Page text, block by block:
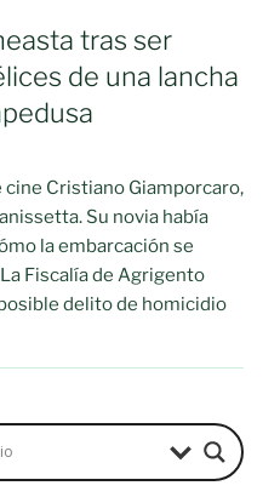
tras ser
de una lancha
Cristiano Giamporcaro,
Su novia había
la embarcación se
Fiscalía de Agrigento
delito de homicidio